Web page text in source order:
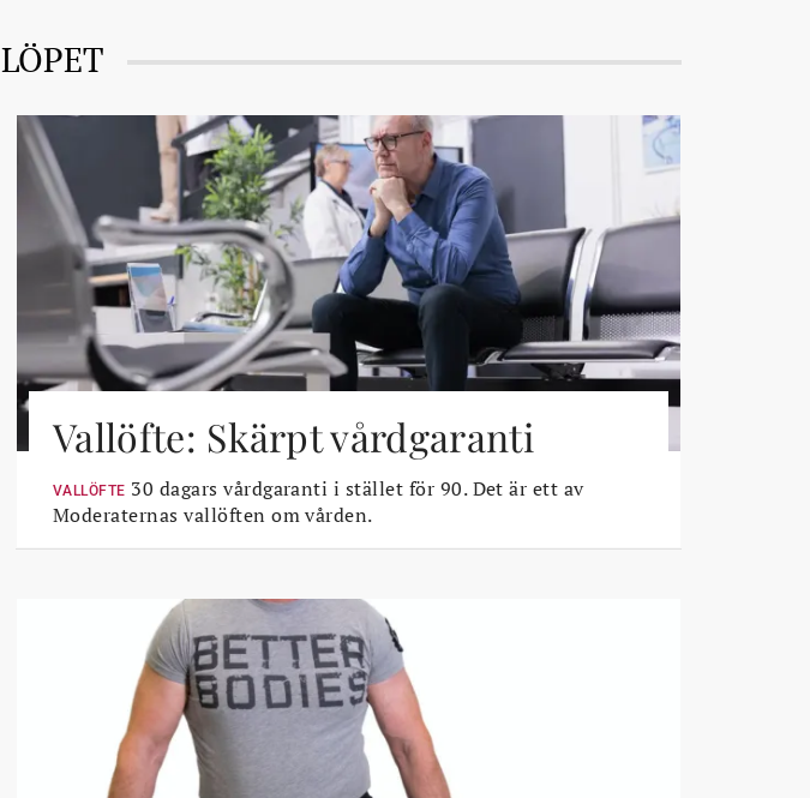
Vallöfte: Skärpt vårdgaranti
VALLÖFTE 30 dagars vårdgaranti i stället för 90. Det är ett av
Moderaternas vallöften om vården.